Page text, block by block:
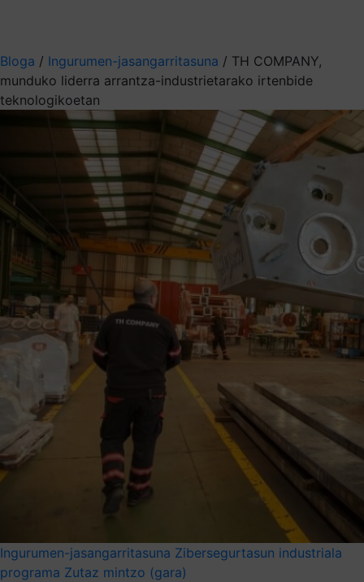
Bloga / Ingurumen-jasangarritasuna / TH COMPANY,
munduko liderra arrantza-industrietarako irtenbide
teknologikoetan
Ingurumen-jasangarritasuna Zibersegurtasun industriala
programa Zutaz mintzo (gara)